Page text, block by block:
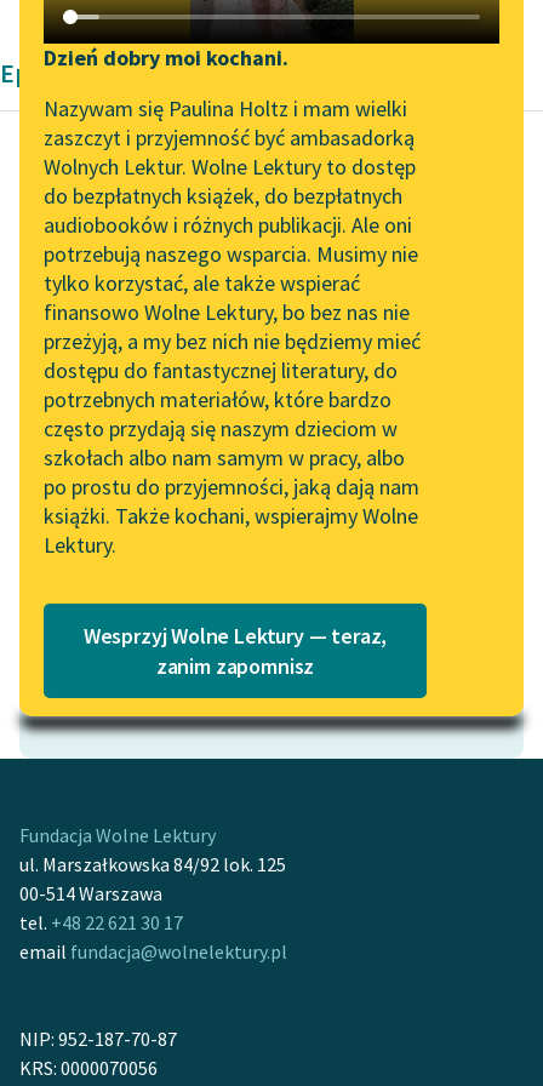
Katalog DAISY
Podkasty o książkach
Zgłoś brak utworu
Aktualności
Zapraszamy na spotkanie
online z tłumaczkami
literatury skandynawskiej
Spotkanie z Katarzyną
Tunkiel w Oslo
Wolne Lektury na 32.
Pol’and’Rock Festivalu
„Kochanek Lady
Chatterley” do słuchania
na Wolnych Lekturach
Nowy audiobook –
„Marzenie o Oriencie”
Lektury szkolne i klasyka
literatury do słuchania dla
E-kolekcja lektur
szkolnych i literatury do
słuchania dla uczennic i
uczniów z
Popularyzacja
skandynawskiej literatury
Narzędzia
Mapa Wolnych Lektur
Leśmianator
Przewodnik dla piszących i
czytających
API
OAI-PMH
Widget Wolnych Lektur
Przypisy
Katalog w formacie PDF
Dzień dobry moi kochani.
Nazywam się Paulina Holtz i mam wielki
zaszczyt i przyjemność być ambasadorką
Wolnych Lektur. Wolne Lektury to dostęp
do bezpłatnych książek, do bezpłatnych
audiobooków i różnych publikacji. Ale oni
potrzebują naszego wsparcia. Musimy nie
tylko korzystać, ale także wspierać
finansowo Wolne Lektury, bo bez nas nie
przeżyją, a my bez nich nie będziemy mieć
dostępu do fantastycznej literatury, do
potrzebnych materiałów, które bardzo
często przydają się naszym dzieciom w
szkołach albo nam samym w pracy, albo
po prostu do przyjemności, jaką dają nam
książki. Także kochani, wspierajmy Wolne
Lektury.
Wesprzyj Wolne Lektury — teraz,
zanim zapomnisz
Epika Henryka Sienkiewicza
Henryk Sienkiewicz
Listy z podróży do
Ameryki
Nie dalej może, jak o
sto kroków od
naszego statku,
dostrzegłem dwa
maszty rozbitego
okrętu...
Motyw: Katastrofa
Fundacja Wolne Lektury
ul. Marszałkowska 84/92 lok. 125
00-514 Warszawa
tel. +48 22 621 30 17
email fundacja@wolnelektury.pl
NIP: 952-187-70-87
KRS: 0000070056